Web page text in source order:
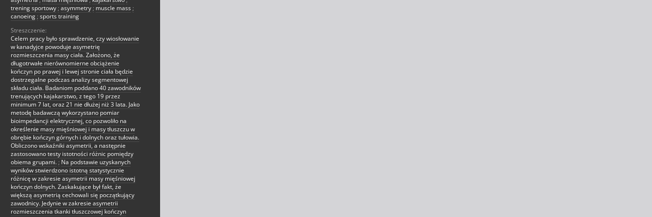
trening sportowy ; asymmetry ; muscle mass ;
canoeing ; sports training
Streszczenie:
Celem pracy było sprawdzenie, czy wiosłowanie
w kanadyjce powoduje asymetrię
rozmieszczenia masy ciała. Założono, że
długotrwałe nierównomierne obciążenie
kończyn po prawej i lewej stronie ciała będzie
dostrzegalne podczas analizy segmentowej
składu ciała. Badaniom poddano 40 zawodników
trenujących kajakarstwo, z tego 19 przez
minimum 7 lat, oraz 21 nie dłużej niż 3 lata. Jako
metodę badawczą wykorzystano pomiar
bioimpedancji elektrycznej, co pozwoliło na
określenie masy mięśniowej i masy tłuszczu w
obrębie kończyn górnych i dolnych oraz tułowia.
Obliczono wskaźniki asymetrii, a następnie
zastosowano testy istotności różnic pomiędzy
obiema grupami. ; Na podstawie uzyskanych
wyników stwierdzono istotną statystycznie
różnicę w zakresie asymetrii masy mięśniowej
kończyn dolnych. Zaskakujące był fakt, że
większą asymetrią cechowali się początkujący
zawodnicy. Jedynie w zakresie asymetrii
rozmieszczenia tkanki tłuszczowej kończyn